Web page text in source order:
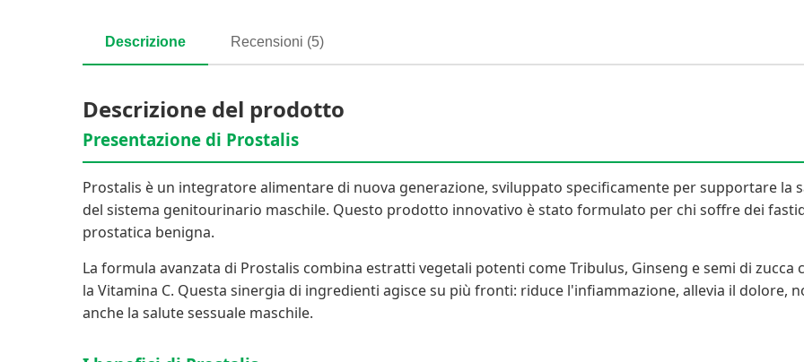
Descrizione Recensioni (5)
Descrizione del prodotto
Presentazione di Prostalis
Prostalis è un integratore alimentare di nuova generazione, sviluppato specificamente per supportare
del sistema genitourinario maschile. Questo prodotto innovativo è stato formulato per chi soffre dei
prostatica benigna.
La formula avanzata di Prostalis combina estratti vegetali potenti come Tribulus, Ginseng e semi di
la Vitamina C. Questa sinergia di ingredienti agisce su più fronti: riduce l'infiammazione, allevia il dolore,
anche la salute sessuale maschile.